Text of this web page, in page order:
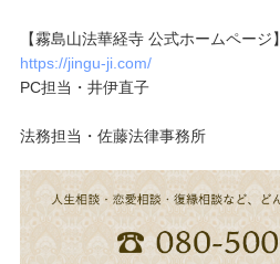
【霧島山法華経寺 公式ホームページ】
https://jingu-ji.com/
PC担当・井伊直子
法務担当・佐藤法律事務所